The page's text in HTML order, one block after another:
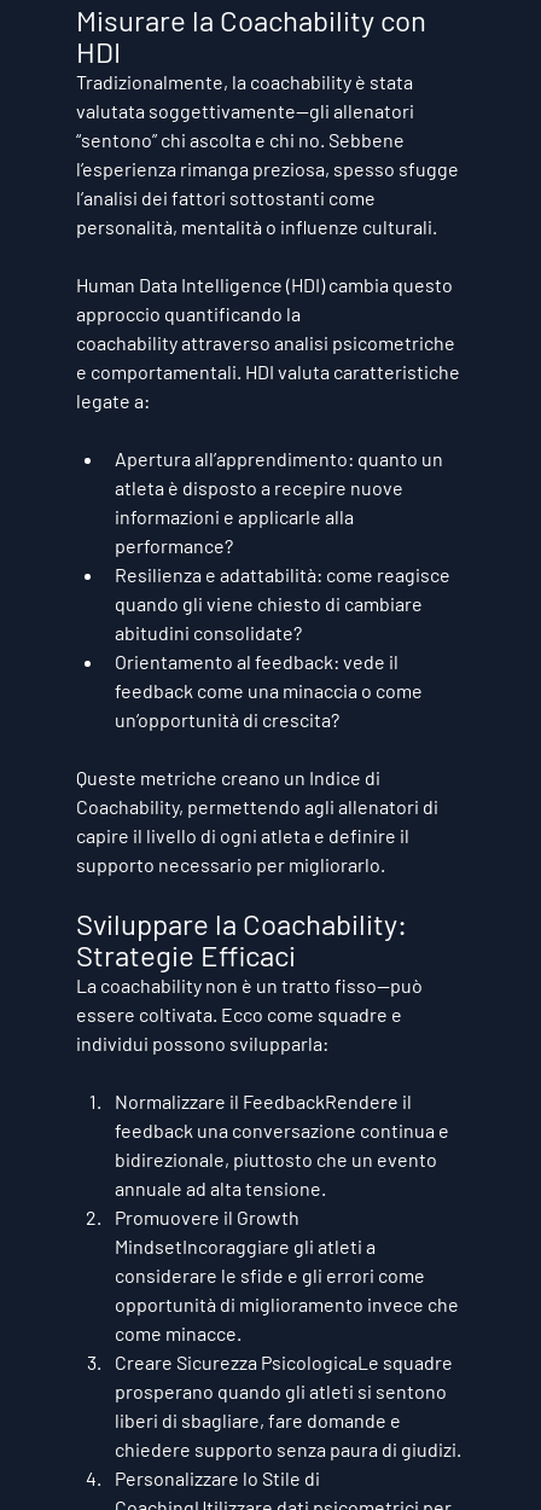
Misurare la Coachability con
HDI
Tradizionalmente, la coachability è stata
valutata soggettivamente—gli allenatori
“sentono” chi ascolta e chi no. Sebbene
l’esperienza rimanga preziosa, spesso sfugge
l’analisi dei fattori sottostanti come
personalità, mentalità o influenze culturali.
Human Data Intelligence (HDI) cambia questo
approccio quantificando la
coachability attraverso analisi psicometriche
e comportamentali. HDI valuta caratteristiche
legate a:
Apertura all’apprendimento: quanto un
atleta è disposto a recepire nuove
informazioni e applicarle alla
performance?
Resilienza e adattabilità: come reagisce
quando gli viene chiesto di cambiare
abitudini consolidate?
Orientamento al feedback: vede il
feedback come una minaccia o come
un’opportunità di crescita?
Queste metriche creano un Indice di
Coachability, permettendo agli allenatori di
capire il livello di ogni atleta e definire il
supporto necessario per migliorarlo.
Sviluppare la Coachability:
Strategie Efficaci
La coachability non è un tratto fisso—può
essere coltivata. Ecco come squadre e
individui possono svilupparla:
Normalizzare il FeedbackRendere il
feedback una conversazione continua e
bidirezionale, piuttosto che un evento
annuale ad alta tensione.
Promuovere il Growth
MindsetIncoraggiare gli atleti a
considerare le sfide e gli errori come
opportunità di miglioramento invece che
come minacce.
Creare Sicurezza PsicologicaLe squadre
prosperano quando gli atleti si sentono
liberi di sbagliare, fare domande e
chiedere supporto senza paura di giudizi.
Personalizzare lo Stile di